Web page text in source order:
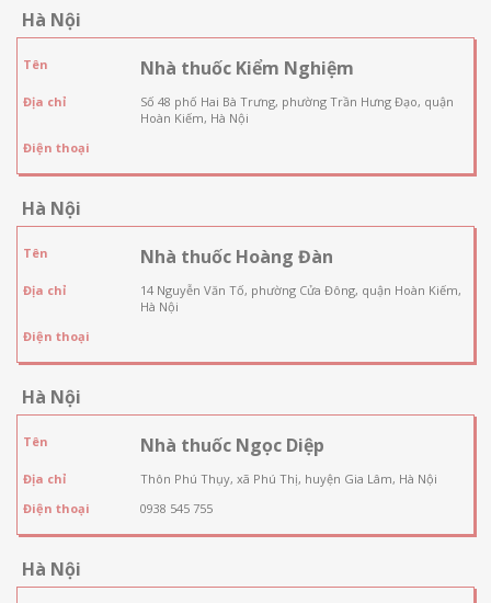
Hà Nội
Tên Nhà thuốc Kiểm Nghiệm
Địa chỉ
Số 48 phố Hai Bà Trưng, phường Trần Hưng Đạo, quận
Hoàn Kiếm, Hà Nội
Điện thoại
Hà Nội
Tên Nhà thuốc Hoàng Đàn
Địa chỉ
14 Nguyễn Văn Tố, phường Cửa Đông, quận Hoàn Kiếm,
Hà Nội
Điện thoại
Hà Nội
Tên Nhà thuốc Ngọc Diệp
Địa chỉ
Thôn Phú Thụy, xã Phú Thị, huyện Gia Lâm, Hà Nội
Điện thoại
0938 545 755
Hà Nội